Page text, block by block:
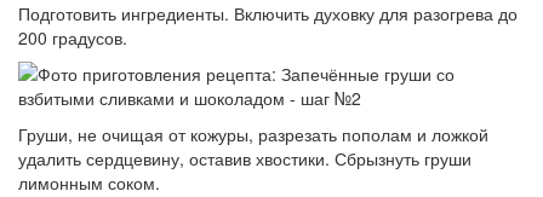
Подготовить ингредиенты. Включить духовку для разогрева до
200 градусов.
Груши, не очищая от кожуры, разрезать пополам и ложкой
удалить сердцевину, оставив хвостики. Сбрызнуть груши
лимонным соком.